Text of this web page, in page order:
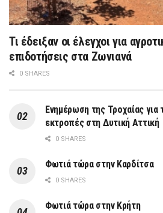
Τι έδειξαν οι έλεγχοι για
επιδοτήσεις στα Ζωνιανά
0 SHARES
Ενημέρωση της Τροχαίας για
εκτροπές στη Δυτική Αττική
0 SHARES
Φωτιά τώρα στην Καρδίτσα
0 SHARES
Φωτιά τώρα στην Κρήτη